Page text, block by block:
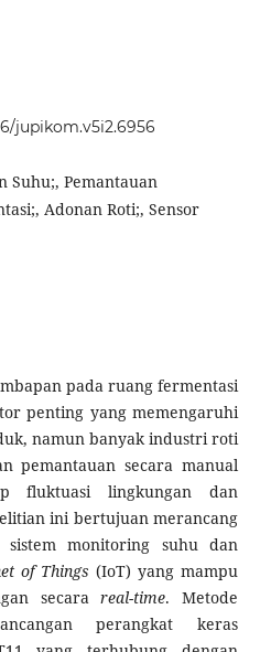
jupikom.v5i2.6956
Suhu;, Pemantauan
Adonan Roti;, Sensor
pada ruang fermentasi
penting yang memengaruhi
namun banyak industri roti
pemantauan secara manual
fluktuasi lingkungan dan
ini bertujuan merancang
sistem monitoring suhu dan
of Things (IoT) yang mampu
secarareal-time. Metode
perangkat keras